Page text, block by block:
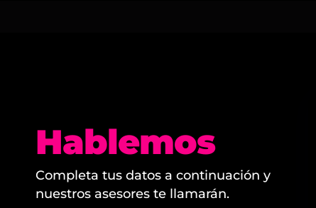
Hablemos
Completa tus datos a continuación y
nuestros asesores te llamarán.